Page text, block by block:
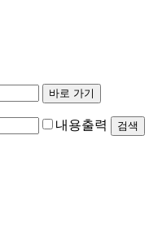
내용출력